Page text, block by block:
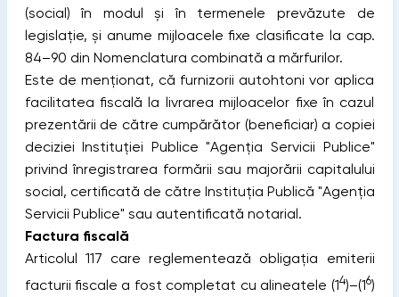
(social) în modul şi în termenele prevăzute de
legislaţie, și anume mijloacele fixe clasificate la cap.
84–90 din Nomenclatura combinată a mărfurilor.
Este de menționat, că furnizorii autohtoni vor aplica
facilitatea fiscală la livrarea mijloacelor fixe în cazul
prezentării de către cumpărător (beneficiar) a copiei
deciziei Instituţiei Publice "Agenţia Servicii Publice"
privind înregistrarea formării sau majorării capitalului
social, certificată de către Instituţia Publică "Agenţia
Servicii Publice" sau autentificată notarial.
Factura fiscală
Articolul 117 care reglementează obligația emiterii
facturii fiscale a fost completat cu alineatele (14)–(16)